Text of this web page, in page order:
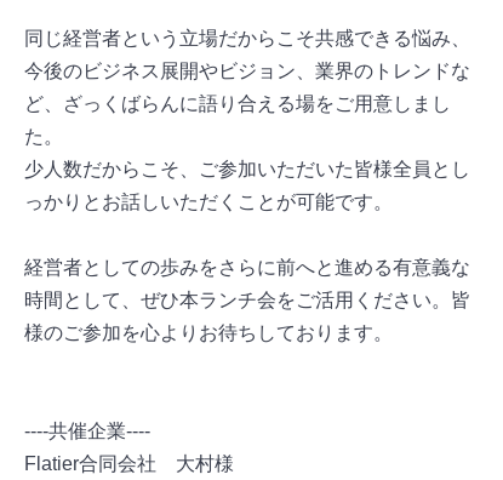
同じ経営者という立場だからこそ共感できる悩み、
今後のビジネス展開やビジョン、業界のトレンドな
ど、ざっくばらんに語り合える場をご用意しまし
た。
少人数だからこそ、ご参加いただいた皆様全員とし
っかりとお話しいただくことが可能です。
経営者としての歩みをさらに前へと進める有意義な
時間として、ぜひ本ランチ会をご活用ください。皆
様のご参加を心よりお待ちしております。
----共催企業----
Flatier合同会社 大村様